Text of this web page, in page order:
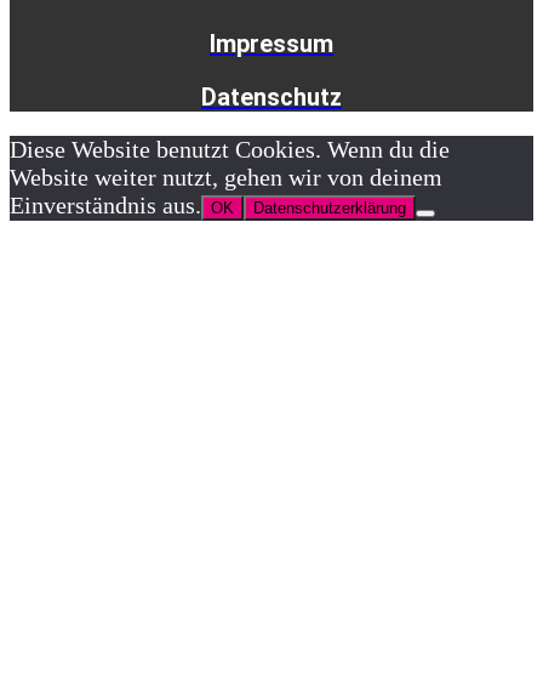
Impressum
Datenschutz
Diese Website benutzt Cookies. Wenn du die
Website weiter nutzt, gehen wir von deinem
Einverständnis aus. OK Datenschutzerklärung